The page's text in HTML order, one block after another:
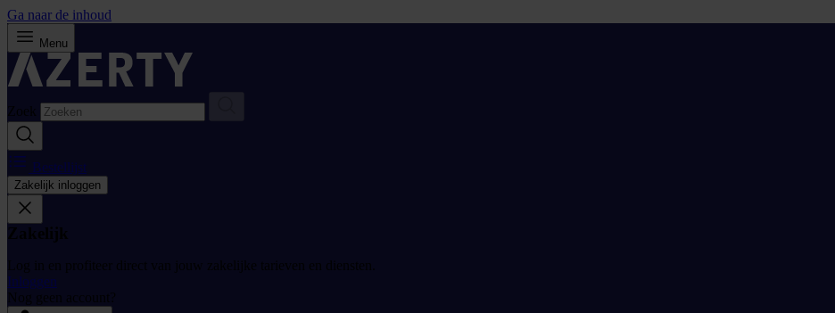
Ga naar de inhoud
Menu
Zoek
Bestellijst
Zakelijk inloggen
Zakelijk
Log in en profiteer direct van jouw zakelijke tarieven en diensten.
Inloggen
Nog geen account?